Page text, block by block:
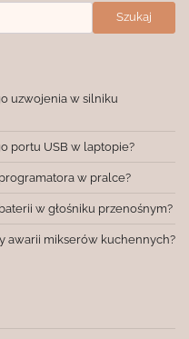
Szukaj
uzwojenia w silniku
portu USB w laptopie?
w pralce?
w głośniku przenośnym?
awarii mikserów kuchennych?